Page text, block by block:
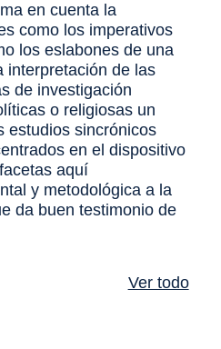
en cuenta la
como los imperativos
los eslabones de una
interpretación de las
de investigación
o religiosas un
estudios sincrónicos
en el dispositivo
aquí
y metodológica a la
da buen testimonio de
Ver todo